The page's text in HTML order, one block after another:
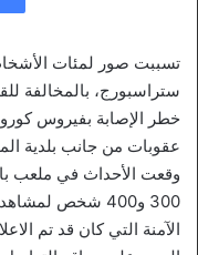
تسببت صور لمئات
ستراسبورج، بالمخالفة
خطر الإصابة بفيروس
عقوبات من جانب بلدية
وقعت الأحداث في ملعب
300 و400 شخص
الآمنة التي كان قد تم